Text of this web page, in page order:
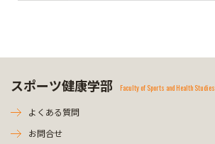
スポーツ健康学部 Faculty of Sports and Health Studies
よくある質問
お問合せ